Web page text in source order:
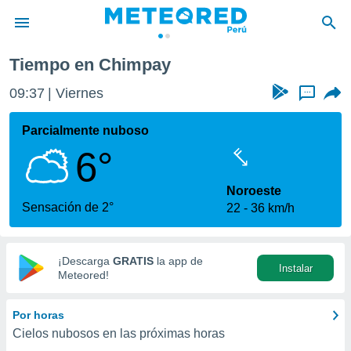
de
ha sido
que se
calidad.
a este
las
y
digital
basada
Tiempo en Chimpay
09:37 Viernes ...
Parcialmente nuboso
6°
Sensación de 2°
Noroeste
22
36 km/h
¡Descarga GRATIS la app de
Meteored!
Instalar
Por horas
Cielos nubosos en las próximas horas